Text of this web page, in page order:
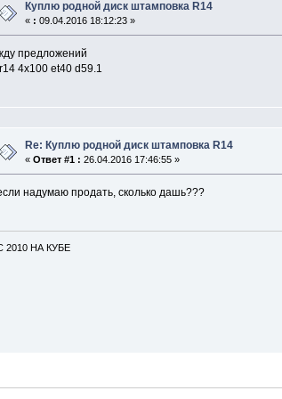
Куплю родной диск штамповка R14
« : 09.04.2016 18:12:23 »
предложений
r14 4x100 et40 d59.1
Re: Куплю родной диск штамповка R14
«Ответ #1 : 26.04.2016 17:46:55 »
надумаю продать, сколько дашь???
2010 НА КУБЕ